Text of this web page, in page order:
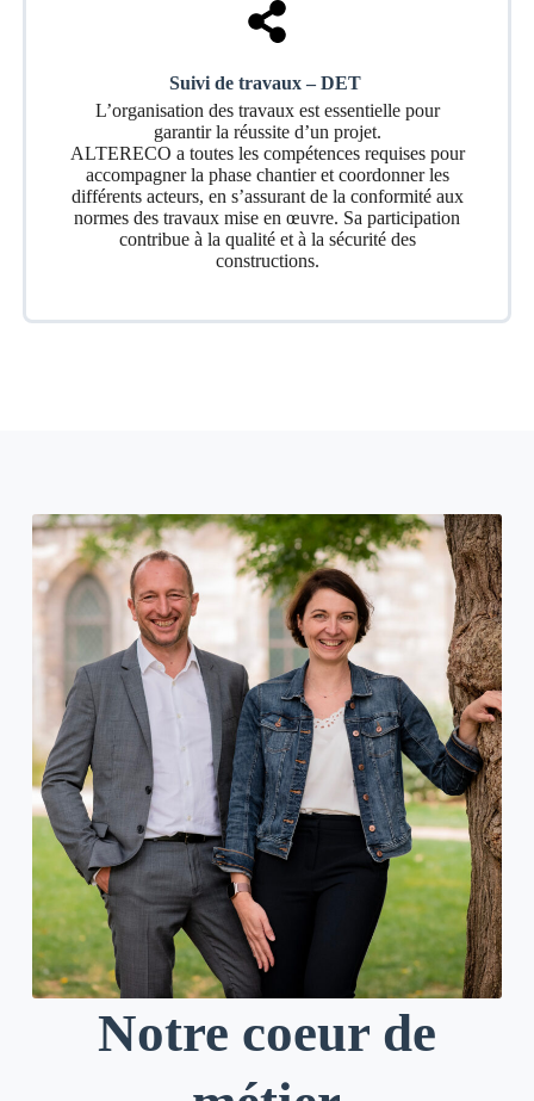
Suivi de travaux – DET
L’organisation des travaux est essentielle pour
garantir la réussite d’un projet.
ALTERECO a toutes les compétences requises pour
accompagner la phase chantier et coordonner les
différents acteurs, en s’assurant de la conformité aux
normes des travaux mise en œuvre. Sa participation
contribue à la qualité et à la sécurité des
constructions.
Notre coeur de